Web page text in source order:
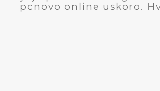
ponovo online uskoro.